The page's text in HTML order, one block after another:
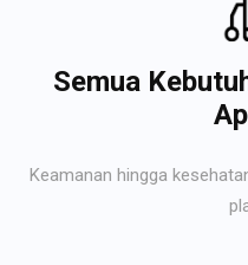
Semua
Keamanan hingga